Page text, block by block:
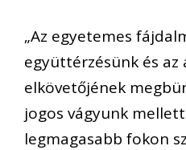
„Az egyetemes
együttérzésünk és
elkövetőjének
jogos vágyunk
legmagasabb fokon